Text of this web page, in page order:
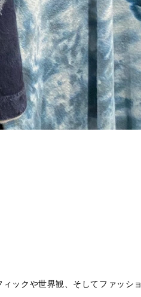
ックや世界観、そしてファッショ